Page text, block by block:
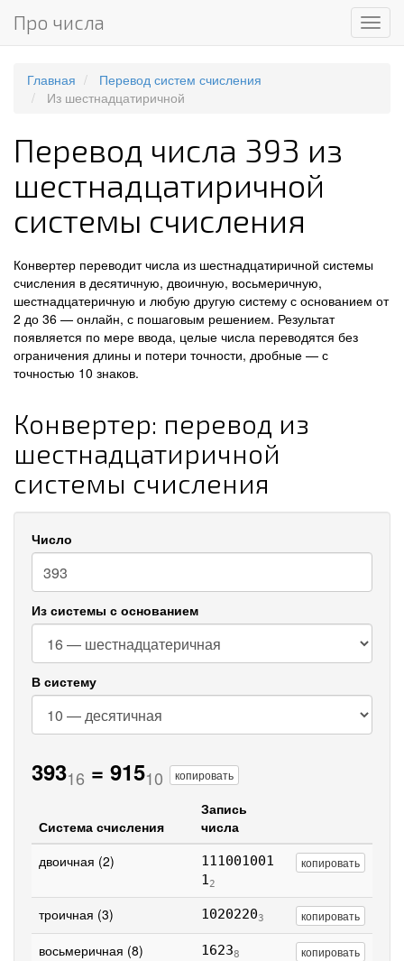
Меню
Про числа
Главная
Перевод систем счисления
Из шестнадцатиричной
Перевод числа 393 из
шестнадцатиричной
системы счисления
Конвертер переводит числа из шестнадцатиричной системы
счисления в десятичную, двоичную, восьмеричную,
шестнадцатеричную и любую другую систему с основанием от
2 до 36 — онлайн, с пошаговым решением. Результат
появляется по мере ввода, целые числа переводятся без
ограничения длины и потери точности, дробные — с
точностью 10 знаков.
Конвертер: перевод из
шестнадцатиричной
системы счисления
Число
Из системы с основанием
В систему
39316 = 91510 копировать
Система счисления
Запись
числа
двоичная (2)
111001001
12
копировать
троичная (3) 10202203 копировать
восьмеричная (8) 16238 копировать